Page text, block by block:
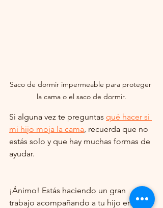
Saco de dormir impermeable para proteger
la cama o el saco de dormir.
Si alguna vez te preguntas qué hacer si
mi hijo moja la cama , recuerda que no
estás solo y que hay muchas formas de
ayudar.
¡Ánimo! Estás haciendo un gran
trabajo acompañando a tu hijo en esta